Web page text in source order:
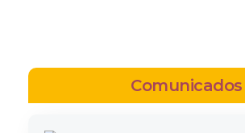
Comunicados